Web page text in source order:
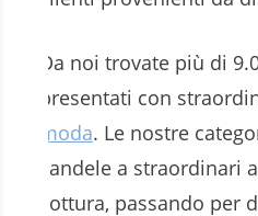
Da noi trovate più di
presentati con
moda. Le nostre
candele a straordinari
cottura, passando per